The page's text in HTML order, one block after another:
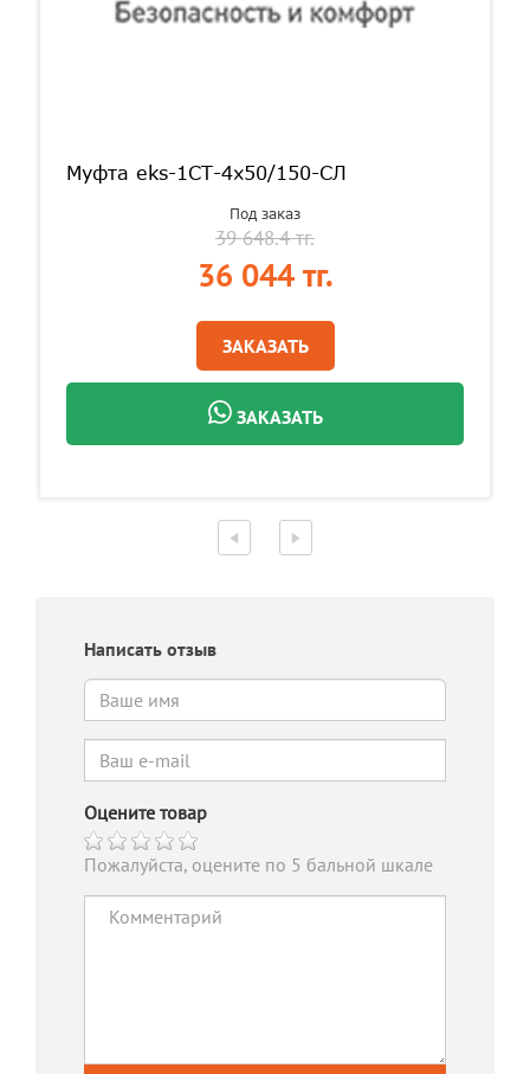
Муфта eks-1СТ-4х50/150-СЛ
Под заказ
39 648.4 тг.
36 044 тг.
ЗАКАЗАТЬ
ЗАКАЗАТЬ
Написать отзыв
Оцените товар
Пожалуйста, оцените по 5 бальной шкале